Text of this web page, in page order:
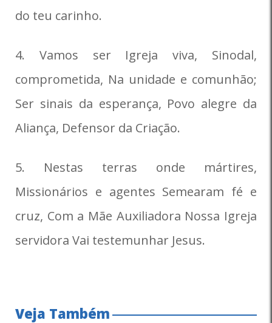
do teu carinho.
4. Vamos ser Igreja viva, Sinodal,
comprometida, Na unidade e comunhão;
Ser sinais da esperança, Povo alegre da
Aliança, Defensor da Criação.
5. Nestas terras onde mártires,
Missionários e agentes Semearam fé e
cruz, Com a Mãe Auxiliadora Nossa Igreja
servidora Vai testemunhar Jesus.
Veja Também